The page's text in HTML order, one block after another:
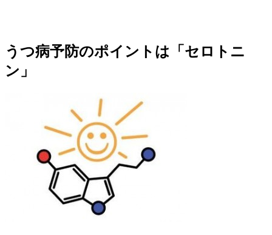
うつ病予防のポイントは「セロトニ
ン」